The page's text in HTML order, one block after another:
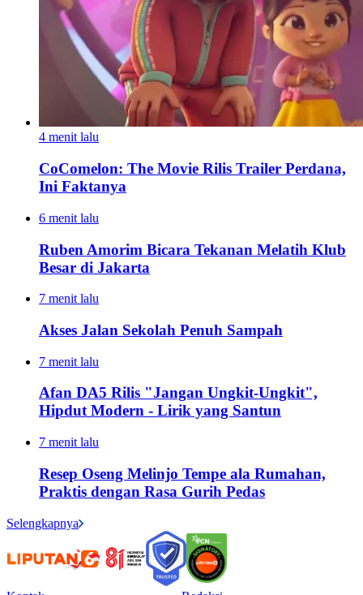
4 menit lalu
CoComelon: The Movie Rilis Trailer Perdana,
Ini Faktanya
6 menit lalu
Ruben Amorim Bicara Tekanan Melatih Klub
Besar di Jakarta
7 menit lalu
Akses Jalan Sekolah Penuh Sampah
7 menit lalu
Afan DA5 Rilis "Jangan Ungkit-Ungkit",
Hipdut Modern - Lirik yang Santun
7 menit lalu
Resep Oseng Melinjo Tempe ala Rumahan,
Praktis dengan Rasa Gurih Pedas
Selengkapnya